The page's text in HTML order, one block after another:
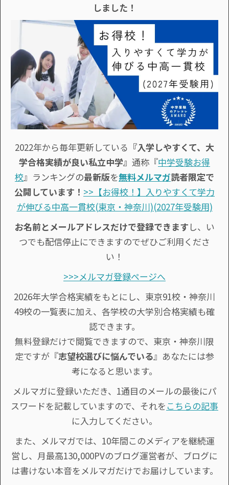
しました！
2022年から毎年更新している 『入学しやすくて、大
学合格実績が良い私立中学』 通称『中学受験お得
校』ランキングの最新版を無料メルマガ読者限定で
公開しています！ >>【お得校！】入りやすくて学力
が伸びる中高一貫校(東京・神奈川)(2027年受験用)
お名前とメールアドレスだけで登録できます し、い
つでも配信停止にできますのでぜひご利用くださ
い！
>>>メルマガ登録ページへ
2026年大学合格実績をもとにし、東京91校・神奈川
49校の一覧表に加え、各学校の大学別合格実績も確
認できます。
無料登録だけで閲覧できますので、東京・神奈川限
定ですが『志望校選びに悩んでいる』あなたには参
考になると思います。
メルマガに登録いただき、1通目のメールの最後にパ
スワードを記載していますので、それを こちらの記事
に入力してください。
また、メルマガでは、10年間このメディアを継続運
営し、月最高130,000PVのブログ運営者が、ブログに
は書けない本音をメルマガだけでお届けしています。